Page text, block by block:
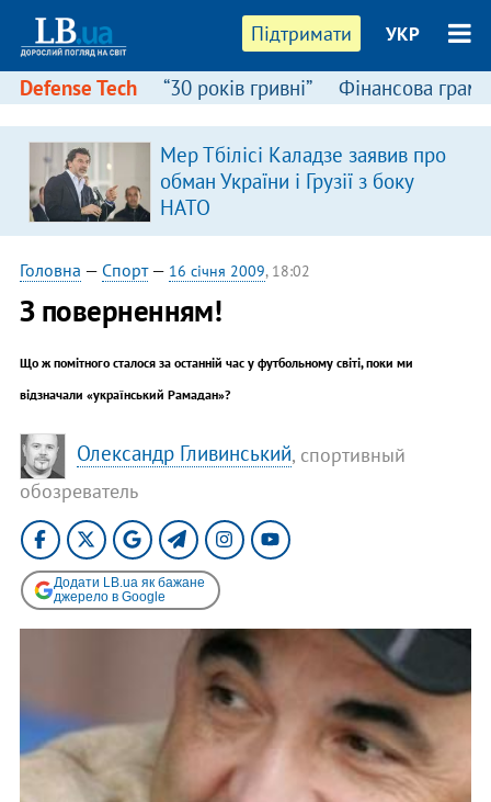
Підтримати УКР
Defense Tech “30 років гривні” Фінансова
Мер Тбілісі Каладзе заявив про
обман України і Грузії з боку
НАТО
Головна — Спорт— 16 січня 2009, 18:02
З поверненням!
Що ж помітного сталося за останній час у футбольному світі, поки ми
відзначали «український Рамадан»?
Олександр Гливинський, спортивный
обозреватель
Додати LB.ua як бажане
джерело в Google